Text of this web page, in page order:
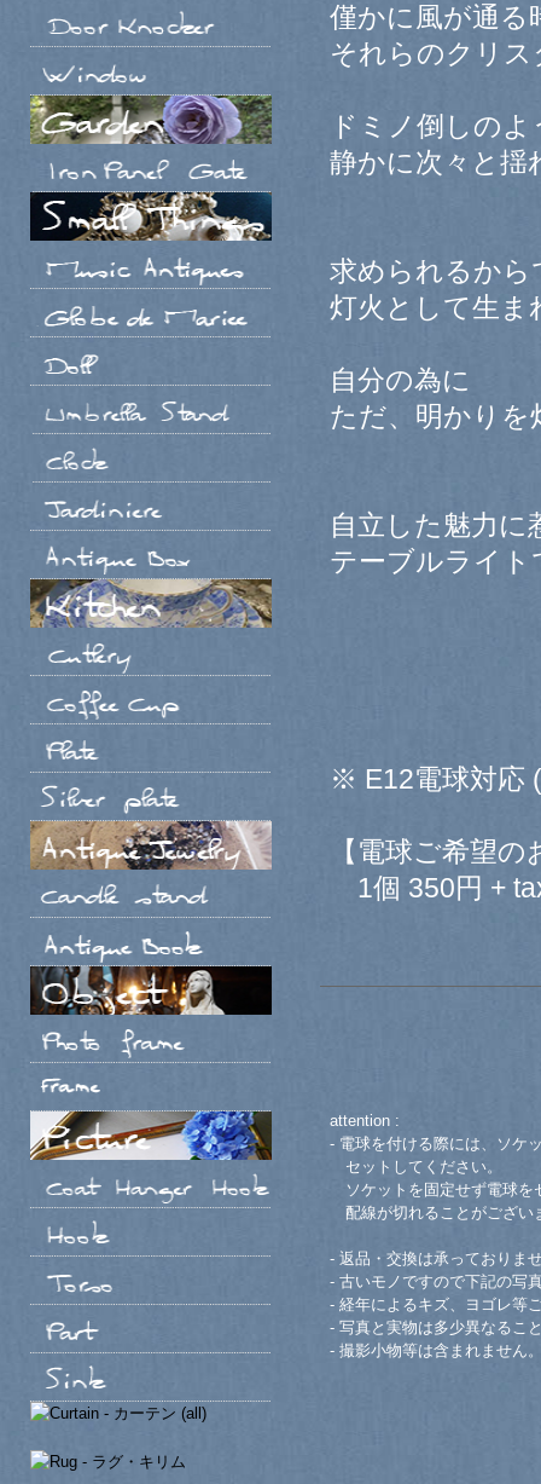
僅かに風が通る
それらのクリス
ドミノ倒しのよ
静かに次々と揺
求められるから
灯火として生ま
自分の為に
ただ、明かりを
自立した魅力
テーブルライト
※ E12電球対応
【電球ご希望の
1個 350円 +
attention :
- 電球を付ける際には、ソケ
セットしてください。
ソケットを固定せず電球を
配線が切れることがござい
- 返品・交換は承っておりま
- 古いモノですので下記の写
- 経年によるキズ、ヨゴレ等
- 写真と実物は多少異なるこ
- 撮影小物等は含まれません